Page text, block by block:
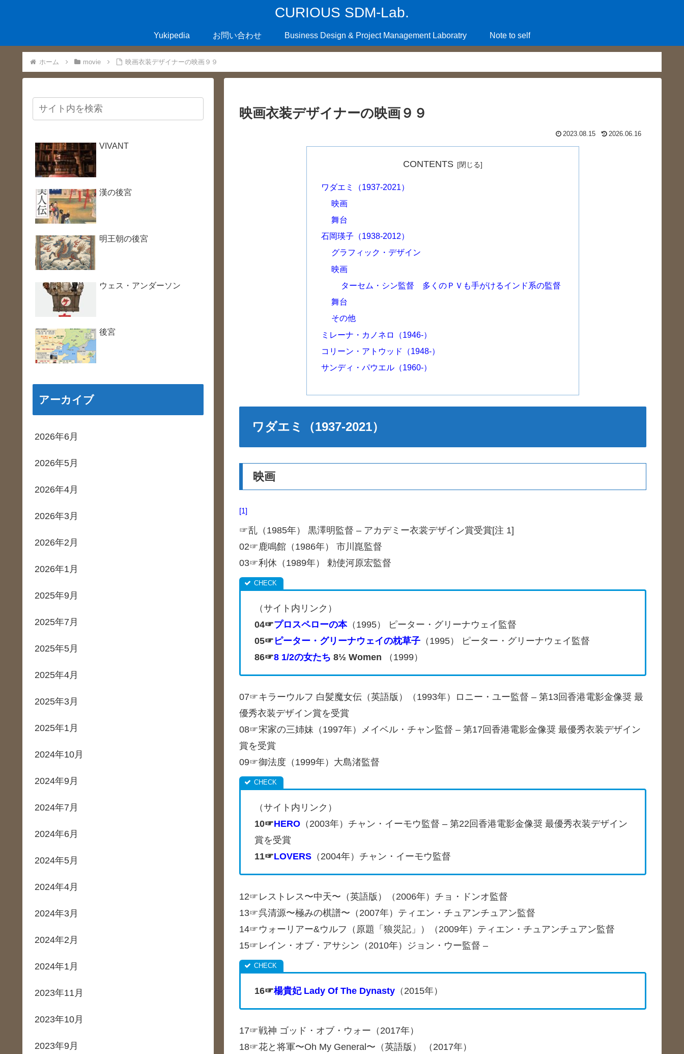
CURIOUS SDM-Lab.
Yukipedia お問い合わせ Business Design & Project Management Laboratry Note to self
ホーム movie 映画衣装デザイナーの映画９９
映画衣装デザイナーの映画９９
2023.08.15 2026.06.16
CONTENTS
ワダエミ（1937-2021）
映画
舞台
石岡瑛子（1938-2012）
グラフィック・デザイン
映画
ターセム・シン監督 多くのＰＶも手がけるインド系の監督
舞台
その他
ミレーナ・カノネロ（1946-）
コリーン・アトウッド（1948-）
サンディ・パウエル（1960-）
ワダエミ（1937-2021）
映画
1
☞乱（1985年） 黒澤明監督 – アカデミー衣裳デザイン賞受賞[注 1]
02☞鹿鳴館（1986年） 市川崑監督
03☞利休（1989年） 勅使河原宏監督
（サイト内リンク）
04☞プロスペローの本（1995） ピーター・グリーナウェイ監督
05☞ ピーター・グリーナウェイの枕草子 （1995） ピーター・グリーナウェイ監督
86☞8 1/2の女たち 8½ Women （1999）
07☞キラーウルフ 白髪魔女伝（英語版）（1993年）ロニー・ユー監督 – 第13回香港電影金像奨 最
優秀衣装デザイン賞を受賞
08☞宋家の三姉妹（1997年）メイベル・チャン監督 – 第17回香港電影金像奨 最優秀衣装デザイン
賞を受賞
09☞御法度（1999年）大島渚監督
（サイト内リンク）
10☞HERO （2003年）チャン・イーモウ監督 – 第22回香港電影金像奨 最優秀衣装デザイン
賞を受賞
11☞LOVERS （2004年）チャン・イーモウ監督
12☞レストレス〜中天〜（英語版）（2006年）チョ・ドンオ監督
13☞呉清源〜極みの棋譜〜（2007年）ティエン・チュアンチュアン監督
14☞ウォーリアー&ウルフ（原題「狼災記」）（2009年）ティエン・チュアンチュアン監督
15☞レイン・オブ・アサシン（2010年）ジョン・ウー監督 –
16☞楊貴妃 Lady Of The Dynasty （2015年）
17☞戦神 ゴッド・オブ・ウォー（2017年）
18☞花と将軍〜Oh My General〜（英語版） （2017年）
VIVANT
漢の後宮
明王朝の後宮
ウェス・アンダーソン
後宮
アーカイブ
2026年6月
2026年5月
2026年4月
2026年3月
2026年2月
2026年1月
2025年9月
2025年7月
2025年5月
2025年4月
2025年3月
2025年1月
2024年10月
2024年9月
2024年7月
2024年6月
2024年5月
2024年4月
2024年3月
2024年2月
2024年1月
2023年11月
2023年10月
2023年9月